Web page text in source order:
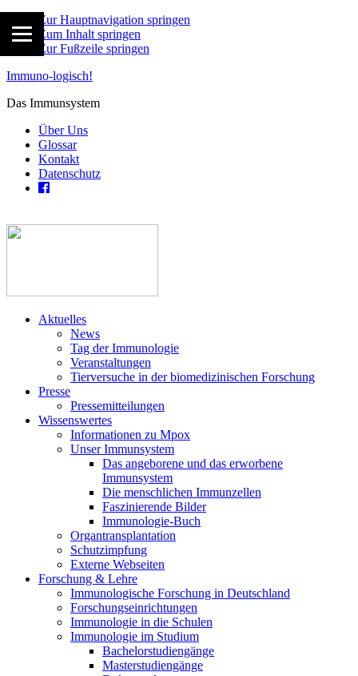
Zur Hauptnavigation springen
Zum Inhalt springen
Zur Fußzeile springen
Immuno-logisch!
Das Immunsystem
Über Uns
Glossar
Kontakt
Datenschutz
Aktuelles
News
Tag der Immunologie
Veranstaltungen
Tierversuche in der biomedizinischen Forschung
Presse
Pressemitteilungen
Wissenswertes
Informationen zu Mpox
Unser Immunsystem
Das angeborene und das erworbene
Immunsystem
Die menschlichen Immunzellen
Faszinierende Bilder
Immunologie-Buch
Organtransplantation
Schutzimpfung
Externe Webseiten
Forschung & Lehre
Immunologische Forschung in Deutschland
Forschungseinrichtungen
Immunologie in die Schulen
Immunologie im Studium
Bachelorstudiengänge
Masterstudiengänge